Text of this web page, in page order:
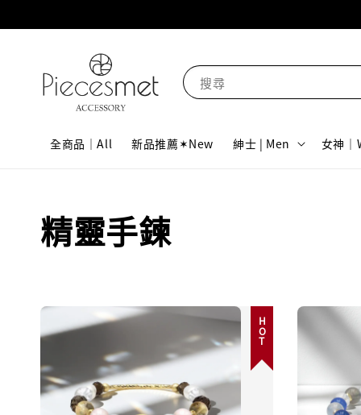
搜尋
全商品｜All 新品推薦✶New 紳士 | Men 女神
精靈手鍊
HOT